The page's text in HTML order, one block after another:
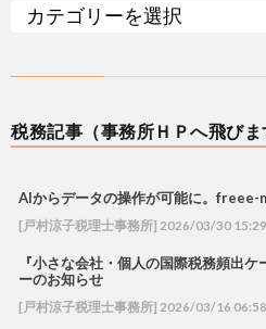
税務記事（事務所ＨＰへ飛びま
AIからデータの操作が可能に。freee-
[戸村涼子税理士事務所] 2026/03/30 15:29
『小さな会社・個人の国際税務頻出
ーのお知らせ
[戸村涼子税理士事務所] 2026/03/16 06:58